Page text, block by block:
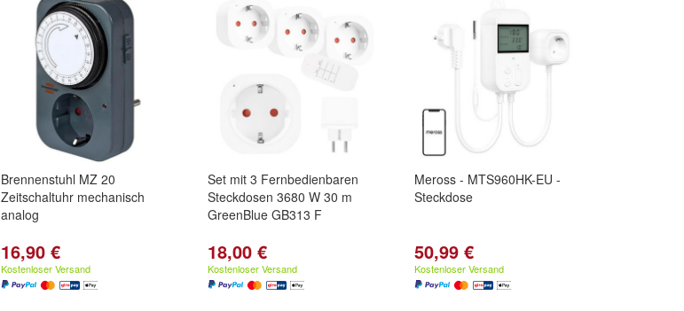
Brennenstuhl MZ 20
Zeitschaltuhr mechanisch
analog
16,90 €
Kostenloser Versand
Set mit 3 Fernbedienbaren
Steckdosen 3680 W 30 m
GreenBlue GB313 F
18,00 €
Kostenloser Versand
Meross - MTS960HK-EU -
Steckdose
50,99 €
Kostenloser Versand